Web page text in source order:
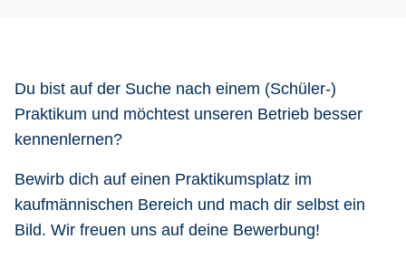
Du bist auf der Suche nach einem (Schüler-)
Praktikum und möchtest unseren Betrieb besser
kennenlernen?
Bewirb dich auf einen Praktikumsplatz im
kaufmännischen Bereich und mach dir selbst ein
Bild. Wir freuen uns auf deine Bewerbung!